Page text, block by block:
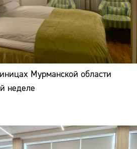
Мурманской области
неделе